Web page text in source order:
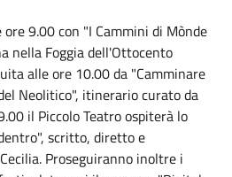
9.00 con "I Cammini di Mònde
nella Foggia dell'Ottocento
alle ore 10.00 da "Camminare
Neolitico", itinerario curato da
il Piccolo Teatro ospiterà lo
scritto, diretto e
Proseguiranno inoltre i